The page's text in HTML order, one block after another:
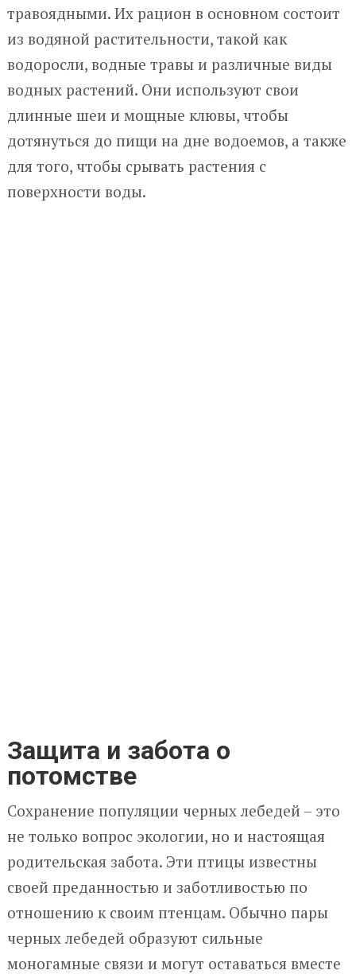
травоядными. Их рацион в основном состоит
из водяной растительности, такой как
водоросли, водные травы и различные виды
водных растений. Они используют свои
длинные шеи и мощные клювы, чтобы
дотянуться до пищи на дне водоемов, а также
для того, чтобы срывать растения с
поверхности воды.
Защита и забота о
потомстве
Сохранение популяции черных лебедей – это
не только вопрос экологии, но и настоящая
родительская забота. Эти птицы известны
своей преданностью и заботливостью по
отношению к своим птенцам. Обычно пары
черных лебедей образуют сильные
моногамные связи и могут оставаться вместе